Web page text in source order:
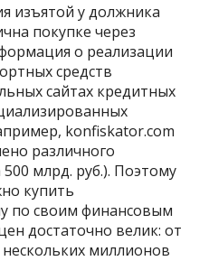
изъятой у должника
покупке через
о реализации
средств
сайтах кредитных
konfiskator.com
различного
млрд. руб.). Поэтому
купить
по своим финансовым
достаточно велик: от
нескольких миллионов